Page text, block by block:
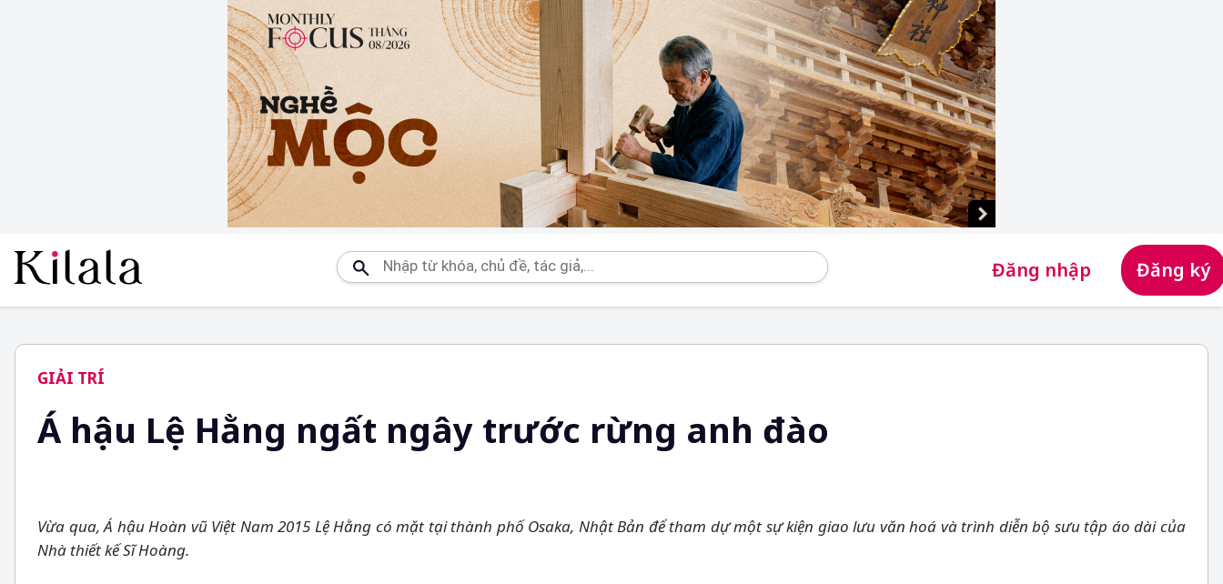
Đăng nhập Đăng ký
GIẢI TRÍ
Á hậu Lệ Hằng ngất ngây trước rừng anh đào
Vừa qua, Á hậu Hoàn vũ Việt Nam 2015 Lệ Hằng có mặt tại thành phố Osaka, Nhật Bản để tham dự một sự kiện giao lưu văn hoá và trình diễn bộ sưu tập áo dài của
Nhà thiết kế Sĩ Hoàng.